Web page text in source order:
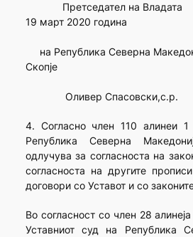
Претседател на Владата
19 март
на Република Северна
Оливер Спасовски,с.р.
4. Согласно член 110 алинеи
Република Северна
одлучува за согласноста на
согласноста на другите
договори со Уставот и со
Во согласност со член 28
Уставниот суд на Република